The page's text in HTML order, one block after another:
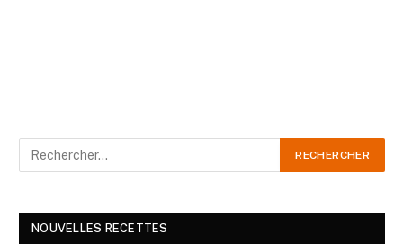
NOUVELLES RECETTES